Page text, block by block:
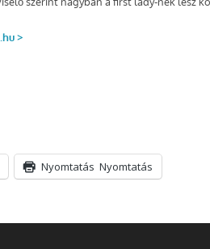
Nyomtatás Nyomtatás